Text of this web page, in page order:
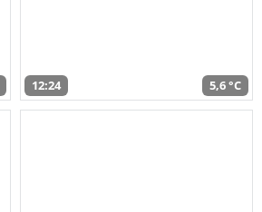
12:24 5,6 °C